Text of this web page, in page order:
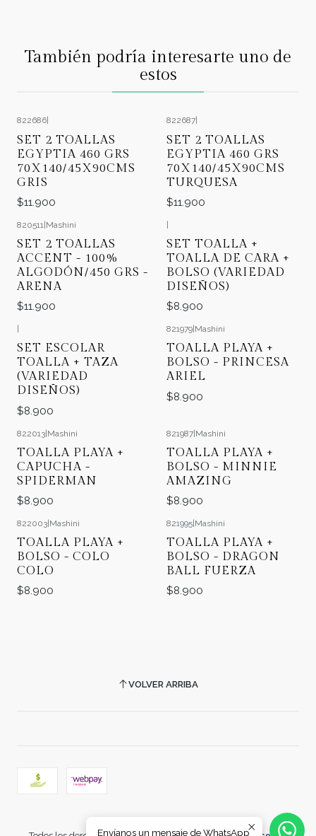
También podría interesarte uno de
estos
822686
SET 2 TOALLAS
EGYPTIA 460 GRS
70X140/45X90CMS
GRIS
$11.900
822687
SET 2 TOALLAS
EGYPTIA 460 GRS
70X140/45X90CMS
TURQUESA
$11.900
820511|Mashini
SET 2 TOALLAS
ACCENT - 100%
ALGODÓN/450 GRS -
ARENA
$11.900
|
SET TOALLA +
TOALLA DE CARA +
BOLSO (VARIEDAD
DISEÑOS)
$8.900
SET ESCOLAR
TOALLA + TAZA
(VARIEDAD
DISEÑOS)
$8.900
821979 Mashini
TOALLA PLAYA +
BOLSO - PRINCESA
ARIEL
$8.900
822013|Mashini
TOALLA PLAYA +
CAPUCHA -
SPIDERMAN
$8.900
821987|Mashini
TOALLA PLAYA +
BOLSO - MINNIE
AMAZING
$8.900
822003 Mashini
TOALLA PLAYA +
BOLSO - COLO
COLO
$8.900
821995 Mashini
TOALLA PLAYA +
BOLSO - DRAGON
BALL FUERZA
$8.900
VOLVER ARRIBA
Envíanos un mensaje de WhatsApp